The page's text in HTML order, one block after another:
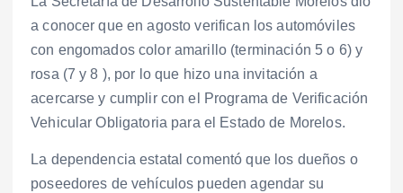
a conocer que en agosto verifican los automóviles
con engomados color amarillo (terminación 5 o 6) y
rosa (7 y 8 ), por lo que hizo una invitación a
acercarse y cumplir con el Programa de Verificación
Vehicular Obligatoria para el Estado de Morelos.
La dependencia estatal comentó que los dueños o
poseedores de vehículos pueden agendar su